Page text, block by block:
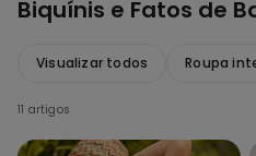
Biquínis e Fatos de
Visualizar todos Roupa
11 artigos